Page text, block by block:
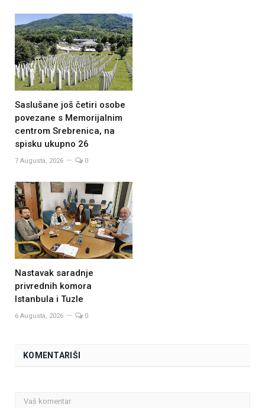
Saslušane još četiri osobe
povezane s Memorijalnim
centrom Srebrenica, na
spisku ukupno 26
7 Augusta, 2026 0
Nastavak saradnje
privrednih komora
Istanbula i Tuzle
6 Augusta, 2026 0
KOMENTARIŠI